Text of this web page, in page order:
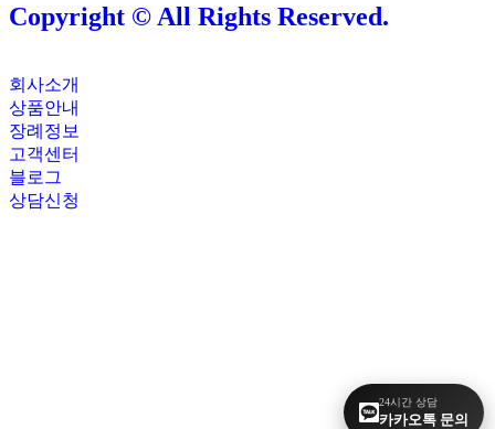
24시간 상담
카카오톡 문의
Copyright © All Rights Reserved.
회사소개
상품안내
장례정보
고객센터
블로그
상담신청